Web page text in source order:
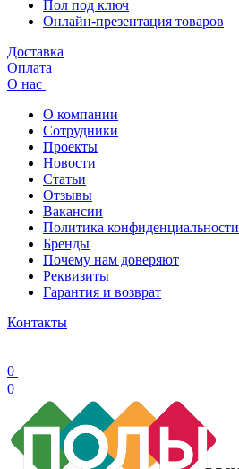
Пол под ключ
Онлайн-презентация товаров
Доставка
Оплата
О нас
О компании
Сотрудники
Проекты
Новости
Статьи
Отзывы
Вакансии
Политика конфиденциальности
Бренды
Почему нам доверяют
Реквизиты
Гарантия и возврат
Контакты
0
0